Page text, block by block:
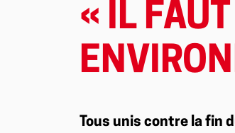
« IL
Tous unis contre la fin